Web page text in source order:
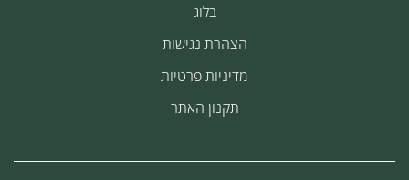
בלוג
הצהרת נגישות
מדיניות פרטיות
תקנון האתר